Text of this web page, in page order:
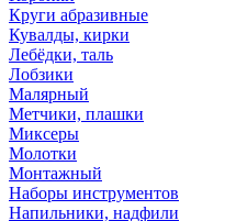
Круги абразивные
Кувалды, кирки
Лебёдки, таль
Лобзики
Малярный
Метчики, плашки
Миксеры
Молотки
Монтажный
Наборы инструментов
Напильники, надфили